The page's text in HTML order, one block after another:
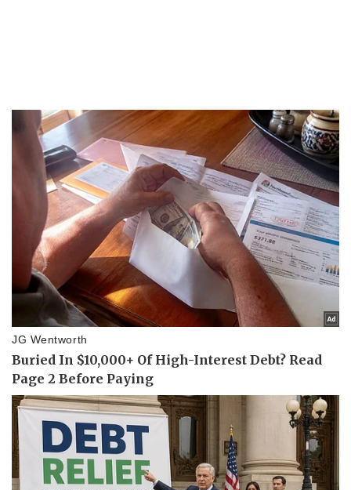
Pháp luật
Vụ án
Tin nóng
Tư vấn luật
Quân sự - Quốc phòng
Vũ khí
Việt Nam
Phân tích